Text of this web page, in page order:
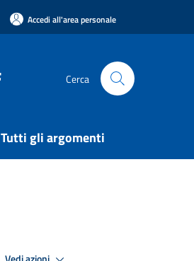
Accedi all'area personale
Cerca
Tutti gli argomenti